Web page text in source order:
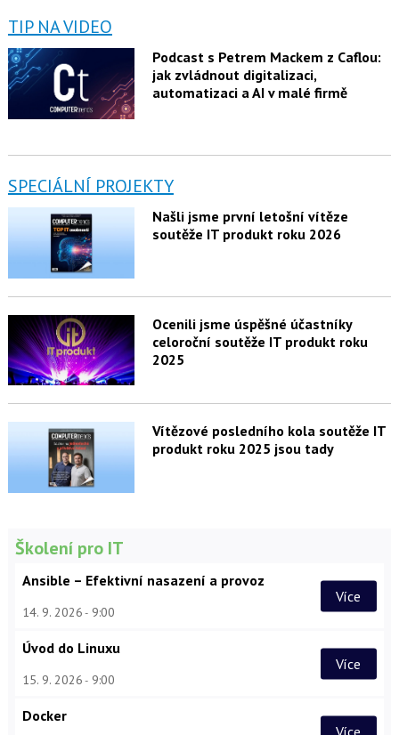
TIP NA VIDEO
Podcast s Petrem Mackem z Caflou:
jak zvládnout digitalizaci,
automatizaci a AI v malé firmě
SPECIÁLNÍ PROJEKTY
Našli jsme první letošní vítěze
soutěže IT produkt roku 2026
Ocenili jsme úspěšné účastníky
celoroční soutěže IT produkt roku
2025
Vítězové posledního kola soutěže IT
produkt roku 2025 jsou tady
Školení pro IT
Ansible – Efektivní nasazení a provoz
14. 9. 2026 9:00
Více
Úvod do Linuxu
15. 9. 2026 9:00
Více
Docker
Více